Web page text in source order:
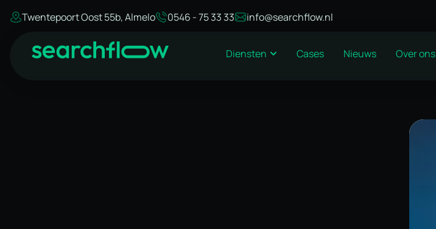
Twentepoort Oost 55b, Almelo 0546 - 75 33 33 info@searchflow.nl
Diensten Cases Nieuws Over ons